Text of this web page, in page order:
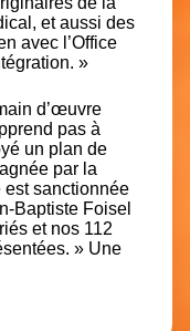
et aussi des
avec l’Office
»
d’œuvre
pas à
un plan de
par la
est sanctionnée
Baptiste Foisel
et nos 112
» Une